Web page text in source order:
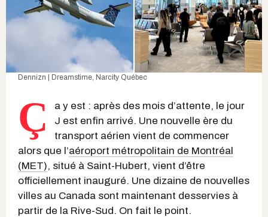
Dennizn | Dreamstime , Narcity Québec
Ç
a y est : après des mois d’attente, le jour
J est enfin arrivé. Une nouvelle ère du
transport aérien vient de commencer
alors que l’aéroport métropolitain de Montréal
(MET), situé à Saint-Hubert, vient d’être
officiellement inauguré. Une dizaine de nouvelles
villes au Canada sont maintenant desservies à
partir de la Rive-Sud. On fait le point.